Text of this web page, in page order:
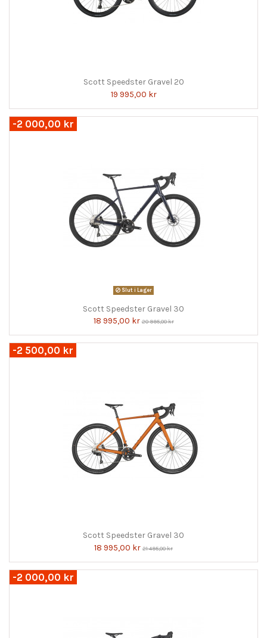
Scott Speedster Gravel 20
19 995,00 kr
-2 000,00 kr
Slut i Lager
Scott Speedster Gravel 30
18 995,00 kr20 995,00 kr
-2 500,00 kr
Scott Speedster Gravel 30
18 995,00 kr 21 495,00 kr
-2 000,00 kr